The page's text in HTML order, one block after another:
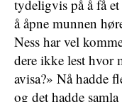
tydeligvis på å få
å åpne munnen
Ness har vel
dere ikke lest hvor
avisa?» Nå hadde
og det hadde